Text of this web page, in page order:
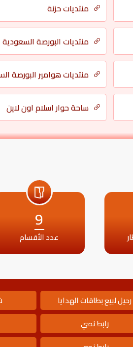
منتديات حزنة
منتديات البورصة السعودية
منتديات هوامير البورصة
ساحة حوار اسلام اون لاين
9
عدد الأقسام
رحيل لبيع بطاقات الهدايا
رابط نصي